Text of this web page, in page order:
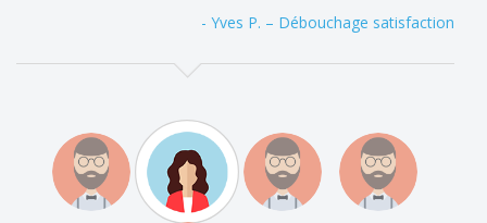
- Yves P. – Débouchage satisfaction